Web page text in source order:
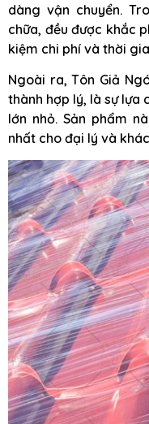
dàng vận chuyển.
chữa, đều được khắc
kiệm chi phí và thời
Ngoài ra, Tôn Giả
thành hợp lý, là sự lựa
lớn nhỏ. Sản phẩm
nhất cho đại lý và